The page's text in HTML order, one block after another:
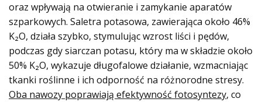
oraz wpływają na otwieranie i zamykanie aparatów
szparkowych. Saletra potasowa, zawierająca około 46%
K₂O, działa szybko, stymulując wzrost liści i pędów,
podczas gdy siarczan potasu, który ma w składzie około
50% K₂O, wykazuje długofalowe działanie, wzmacniając
tkanki roślinne i ich odporność na różnorodne stresy.
Oba nawozy poprawiają efektywność fotosyntezy, co